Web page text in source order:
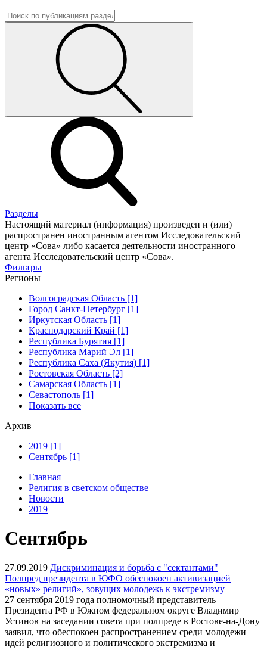
Разделы
Настоящий материал (информация) произведен и (или)
распространен иностранным агентом Исследовательский
центр «Сова» либо касается деятельности иностранного
агента Исследовательский центр «Сова».
Фильтры
Регионы
Волгоградская Область [1]
Город Санкт-Петербург [1]
Иркутская Область [1]
Краснодарский Край [1]
Республика Бурятия [1]
Республика Марий Эл [1]
Республика Саха (Якутия) [1]
Ростовская Область [2]
Самарская Область [1]
Севастополь [1]
Показать все
Архив
2019 [1]
Сентябрь [1]
Главная
Религия в светском обществе
Новости
2019
Сентябрь
27.09.2019 Дискриминация и борьба с "сектантами"
Полпред президента в ЮФО обеспокоен активизацией
«новых» религий», зовущих молодежь к экстремизму
27 сентября 2019 года полномочный представитель
Президента РФ в Южном федеральном округе Владимир
Устинов на заседании совета при полпреде в Ростове-на-Дону
заявил, что обеспокоен распространением среди молодежи
идей религиозного и политического экстремизма и